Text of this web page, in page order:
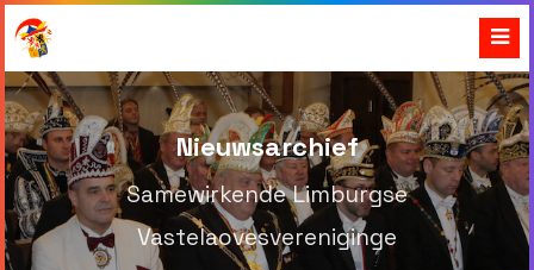
Nieuwsarchief
Samewirkende Limburgse
Vastelaovesvereniginge